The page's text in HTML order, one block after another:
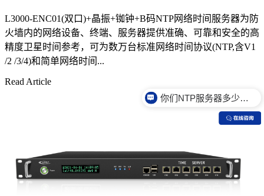
L3000-ENC01(双口)+晶振+铷钟+B码NTP网络时间服务器为防
火墙内的网络设备、终端、服务器提供准确、可靠和安全的高
精度卫星时间参考，可为数万台标准网络时间协议(NTP,含V1
/2 /3/4)和简单网络时间...
Read Article
你们NTP服务器是什么价格？